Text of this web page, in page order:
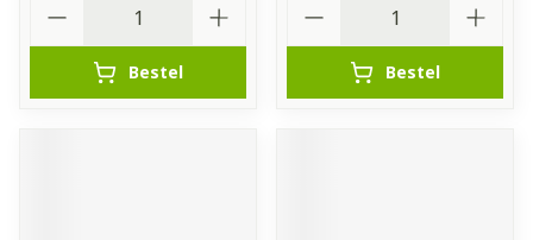
Bestel Bestel